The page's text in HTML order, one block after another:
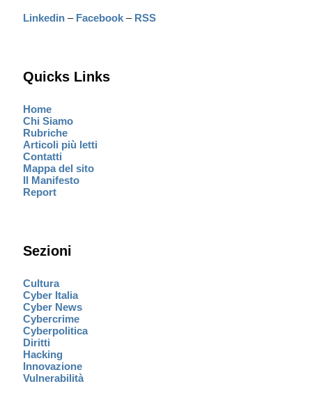
Linkedin – Facebook – RSS
Quicks Links
Home
Chi Siamo
Rubriche
Articoli più letti
Contatti
Mappa del sito
Il Manifesto
Report
Sezioni
Cultura
Cyber Italia
Cyber News
Cybercrime
Cyberpolitica
Diritti
Hacking
Innovazione
Vulnerabilità